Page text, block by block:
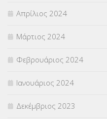
Απρίλιος 2024
Μάρτιος 2024
Φεβρουάριος 2024
Ιανουάριος 2024
Δεκέμβριος 2023